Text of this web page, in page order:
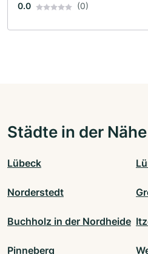
0.0 (0)
Städte in der Nähe
Lübeck
Norderstedt
Buchholz in der Nordheide
Pinneberg